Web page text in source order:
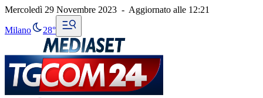
Mercoledì 29 Novembre 2023 - Aggiornato alle 12:21
Milano 28°